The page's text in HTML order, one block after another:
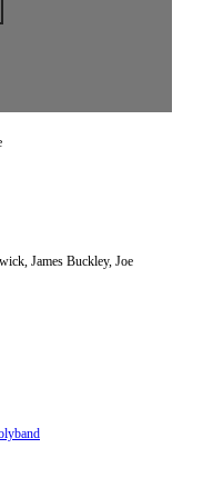
James Buckley, Joe